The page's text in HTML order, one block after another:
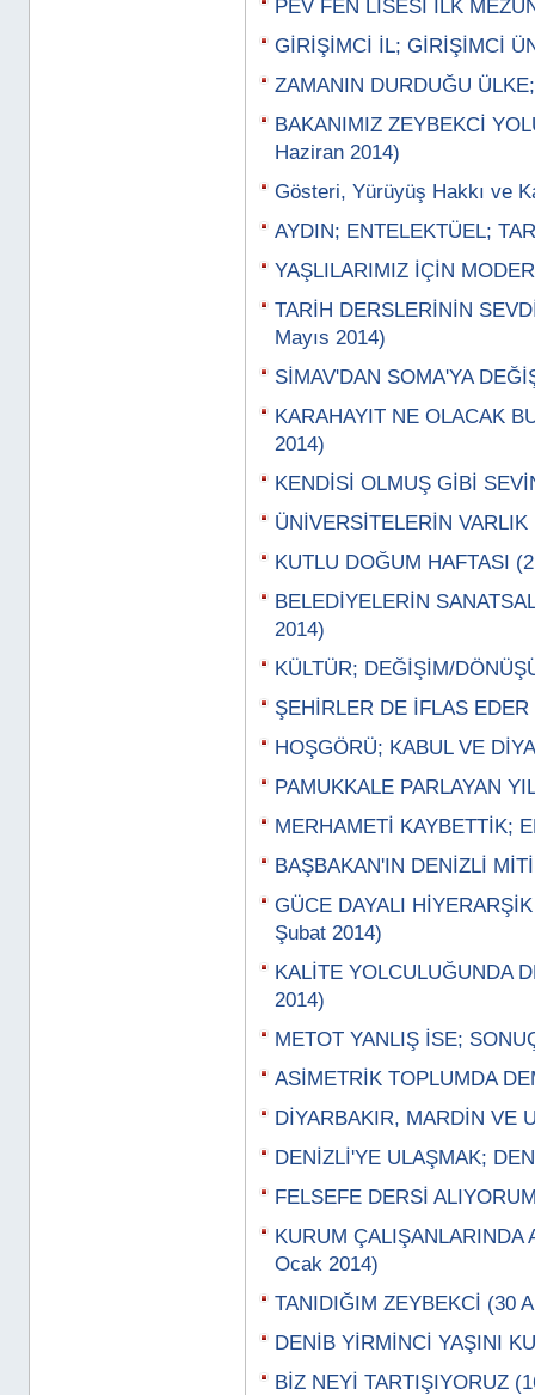
PEV FEN LİSESİ İLK
GİRİŞİMCİ İL; GİRİŞİMCİ
ZAMANIN DURDUĞU
BAKANIMIZ ZEYBEKCİ
Haziran 2014)
Gösteri, Yürüyüş Hakkı ve
AYDIN; ENTELEKTÜEL;
YAŞLILARIMIZ İÇİN
TARİH DERSLERİNİN
Mayıs 2014)
SİMAV'DAN SOMA'YA
KARAHAYIT NE OLACAK
2014)
KENDİSİ OLMUŞ GİBİ
ÜNİVERSİTELERİN
KUTLU DOĞUM HAFTASI
BELEDİYELERİN
2014)
KÜLTÜR; DEĞİŞİM/
ŞEHİRLER DE İFLAS
HOŞGÖRÜ; KABUL VE
PAMUKKALE PARLAYAN
MERHAMETİ KAYBETTİK;
BAŞBAKAN'IN DENİZLİ
GÜCE DAYALI
Şubat 2014)
KALİTE YOLCULUĞUNDA
2014)
METOT YANLIŞ İSE;
ASİMETRİK TOPLUMDA
DİYARBAKIR, MARDİN VE
DENİZLİ'YE ULAŞMAK;
FELSEFE DERSİ
KURUM ÇALIŞANLARINDA
Ocak 2014)
TANIDIĞIM ZEYBEKCİ (30
DENİB YİRMİNCİ YAŞINI
BİZ NEYİ TARTIŞIYORUZ